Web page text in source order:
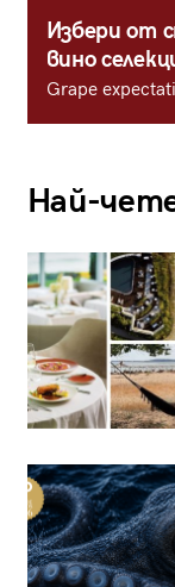
Избери от
вино
Grape
Най-